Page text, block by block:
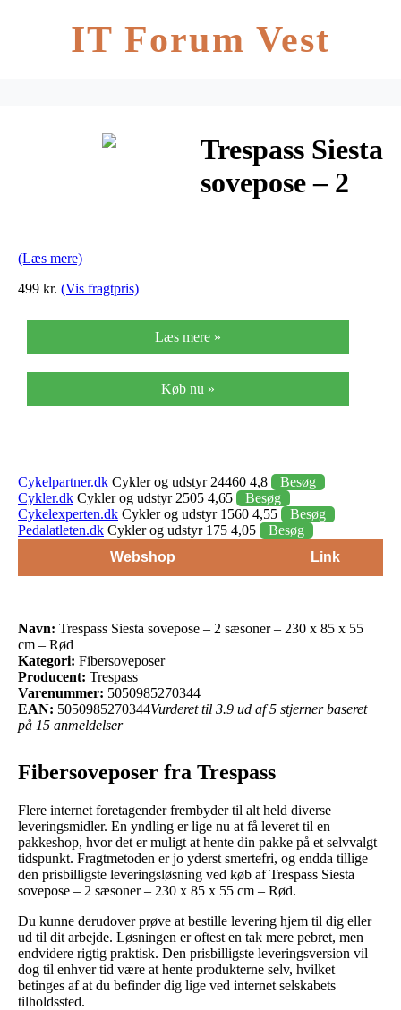
IT Forum Vest
Trespass Siesta
sovepose – 2
(Læs mere)
499 kr. (Vis fragtpris)
Læs mere »
Køb nu »
Cykelpartner.dk Cykler og udstyr 24460 4,8
Besøg
Cykler.dk Cykler og udstyr 2505 4,65
Besøg
Cykelexperten.dk Cykler og udstyr 1560 4,55
Besøg
Pedalatleten.dk Cykler og udstyr 175 4,05
Besøg
Webshop
Link
Navn: Trespass Siesta sovepose – 2 sæsoner – 230 x 85 x 55
cm – Rød
Kategori: Fibersoveposer
Producent: Trespass
Varenummer: 5050985270344
EAN: 5050985270344Vurderet til 3.9 ud af 5 stjerner baseret
på 15 anmeldelser
Fibersoveposer fra Trespass
Flere internet foretagender frembyder til alt held diverse
leveringsmidler. En yndling er lige nu at få leveret til en
pakkeshop, hvor det er muligt at hente din pakke på et selvvalgt
tidspunkt. Fragtmetoden er jo yderst smertefri, og endda tillige
den prisbilligste leveringsløsning ved køb af Trespass Siesta
sovepose – 2 sæsoner – 230 x 85 x 55 cm – Rød.
Du kunne derudover prøve at bestille levering hjem til dig eller
ud til dit arbejde. Løsningen er oftest en tak mere pebret, men
endvidere rigtig praktisk. Den prisbilligste leveringsversion vil
dog til enhver tid være at hente produkterne selv, hvilket
betinges af at du befinder dig lige ved internet selskabets
tilholdssted.